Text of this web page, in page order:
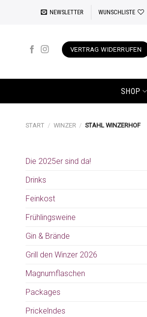
NEWSLETTER WUNSCHLISTE
VERTRAG WIDERRUFEN
SHOP
START / WINZER / STAHL WINZERHOF
Die 2025er sind da!
Drinks
Feinkost
Frühlingsweine
Gin & Brände
Grill den Winzer 2026
Magnumflaschen
Packages
Prickelndes